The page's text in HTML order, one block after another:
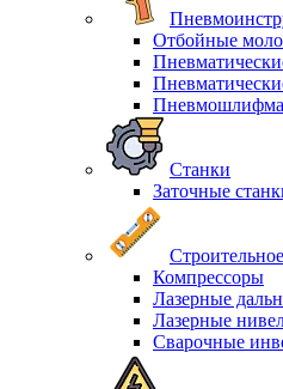
Отбойные
Станки
Заточные
Компрессоры
Лазерные
Лазерные
Сварочные